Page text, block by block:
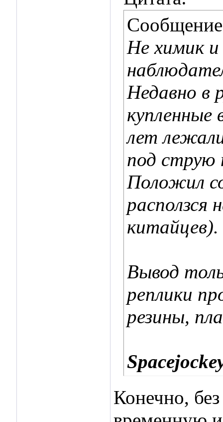
Не химик
Недавно в
купленные
лет
под струю
Положил
расползся
Вывод
реплики
резины,
Конечно,